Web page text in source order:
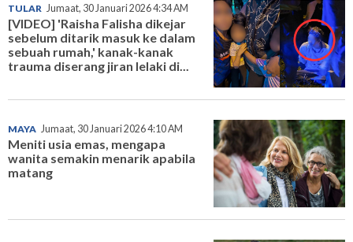
TULAR Jumaat, 30 Januari 2026 4:34 AM
[VIDEO] 'Raisha Falisha dikejar
sebelum ditarik masuk ke dalam
sebuah rumah,' kanak-kanak
trauma diserang jiran lelaki di...
MAYA Jumaat, 30 Januari 2026 4:10 AM
Meniti usia emas, mengapa
wanita semakin menarik apabila
matang